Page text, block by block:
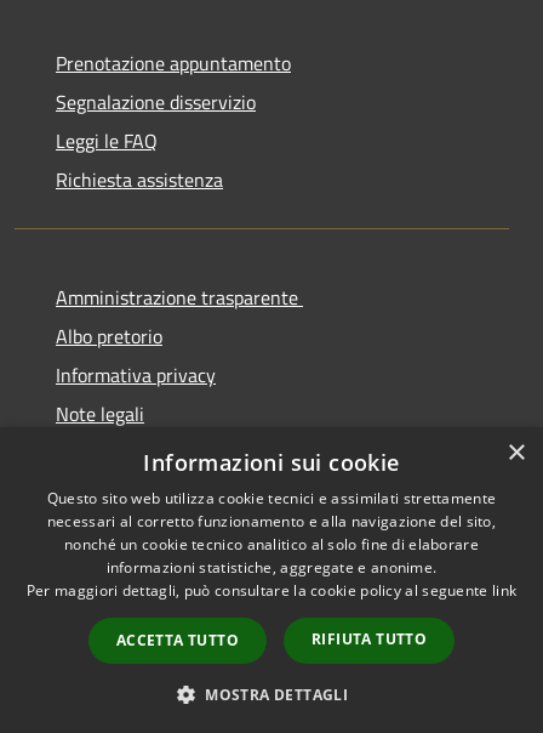
Prenotazione appuntamento
Segnalazione disservizio
Leggi le FAQ
Richiesta assistenza
Amministrazione trasparente
Albo pretorio
Informativa privacy
Note legali
Dichiarazione di accessibilità
Accessibilità
Copyright © 2026 • Comune di
Cermenate • Powered by
Municipium•
Accesso
redazione
×
Informazioni sui cookie
Questo sito web utilizza cookie tecnici e assimilati strettamente
necessari al corretto funzionamento e alla navigazione del sito,
nonché un cookie tecnico analitico al solo fine di elaborare
informazioni statistiche, aggregate e anonime.
Per maggiori dettagli, può consultare la cookie policy al seguente link
ACCETTA TUTTO RIFIUTA TUTTO
MOSTRA DETTAGLI